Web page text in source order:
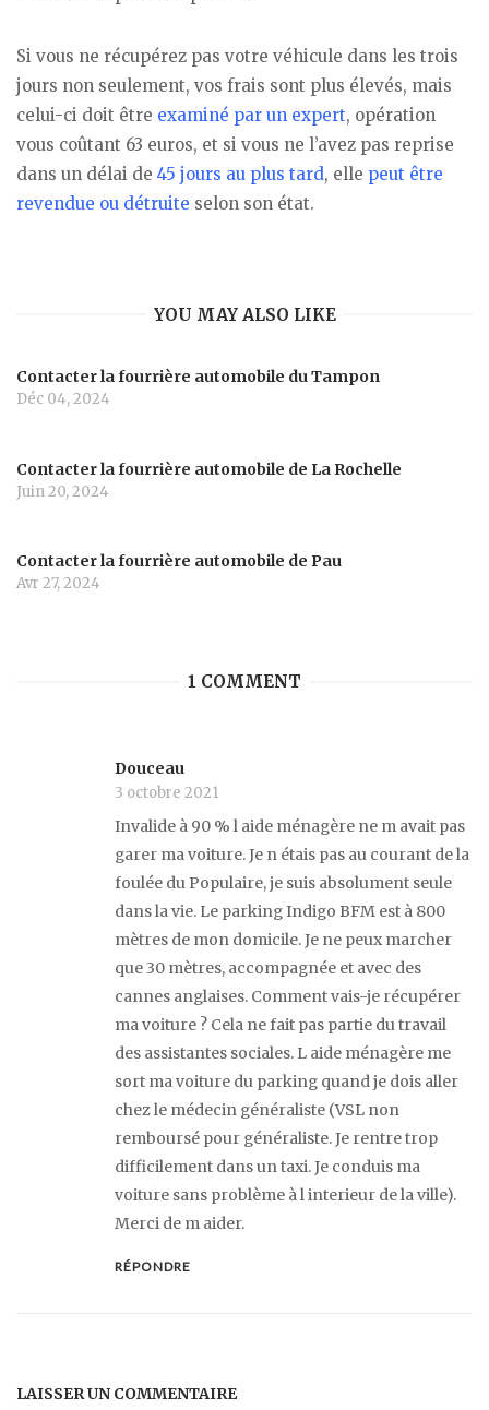
Si vous ne récupérez pas votre véhicule dans les trois
jours non seulement, vos frais sont plus élevés, mais
celui-ci doit être examiné par un expert, opération
vous coûtant 63 euros, et si vous ne l’avez pas reprise
dans un délai de 45 jours au plus tard, elle peut être
revendue ou détruite selon son état.
YOU MAY ALSO LIKE
Contacter la fourrière automobile du Tampon
Déc 04, 2024
Contacter la fourrière automobile de La Rochelle
Juin 20, 2024
Contacter la fourrière automobile de Pau
Avr 27, 2024
1 COMMENT
Douceau
3 octobre 2021
Invalide à 90 % l aide ménagère ne m avait pas
garer ma voiture. Je n étais pas au courant de la
foulée du Populaire, je suis absolument seule
dans la vie. Le parking Indigo BFM est à 800
mètres de mon domicile. Je ne peux marcher
que 30 mètres, accompagnée et avec des
cannes anglaises. Comment vais-je récupérer
ma voiture ? Cela ne fait pas partie du travail
des assistantes sociales. L aide ménagère me
sort ma voiture du parking quand je dois aller
chez le médecin généraliste (VSL non
remboursé pour généraliste. Je rentre trop
difficilement dans un taxi. Je conduis ma
voiture sans problème à l interieur de la ville).
Merci de m aider.
RÉPONDRE
LAISSER UN COMMENTAIRE